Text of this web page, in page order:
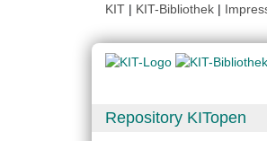
KIT | KIT-Bibliothek |
Repository KITopen